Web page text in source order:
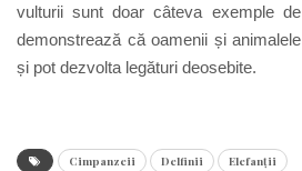
vulturii sunt doar câteva exemple
demonstrează că oamenii și
și pot dezvolta legături deosebite.
Cimpanzeii Delfinii
Elefanții